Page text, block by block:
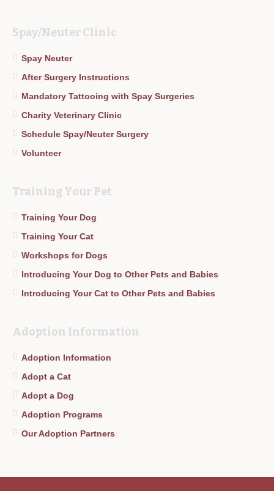
Spay/Neuter Clinic
Spay Neuter
After Surgery Instructions
Mandatory Tattooing with Spay Surgeries
Charity Veterinary Clinic
Schedule Spay/Neuter Surgery
Volunteer
Training Your Pet
Training Your Dog
Training Your Cat
Workshops for Dogs
Introducing Your Dog to Other Pets and Babies
Introducing Your Cat to Other Pets and Babies
Adoption Information
Adoption Information
Adopt a Cat
Adopt a Dog
Adoption Programs
Our Adoption Partners